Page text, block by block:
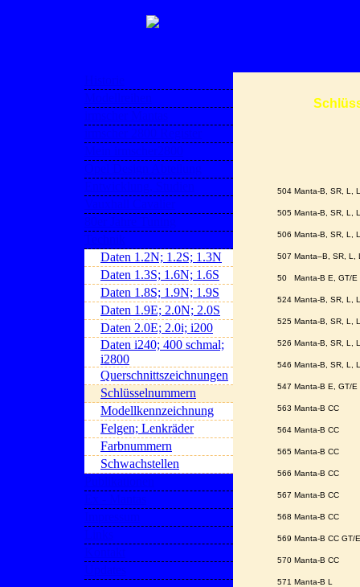
Daten 1.2N; 1.2S; 1.3N
Daten 1.3S; 1.6N; 1.6S
Daten 1.8S; 1.9N; 1.9S
Daten 1.9E; 2.0N; 2.0S
Daten 2.0E; 2.0i; i200
Daten i240; 400 schmal;
i2800
Querschnittszeichnungen
Schlüsselnummern
Modellkennzeichnung
Felgen; Lenkräder
Farbnummern
Schwachstellen
Sc
504 Manta-B, SR,
505 Manta-B, SR,
506 Manta-B, SR,
507 Manta–B, SR,
50 Manta-B
524 Manta-B, SR,
525 Manta-B, SR,
526 Manta-B, SR,
546 Manta-B, SR,
547 Manta-B
563
564
565 Manta-
566 Manta-
567 Manta-
568 Manta-
569 Manta-B
570 Manta-
571